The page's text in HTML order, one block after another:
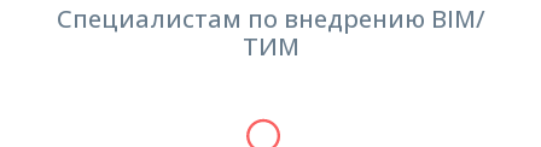
Специалистам по внедрению BIM/
ТИМ